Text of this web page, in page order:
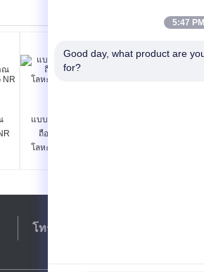
แบบชาร์จไฟทหารมือ
ถือเครื่องตรวจจับ
โลหะ360ºอาวุธเครื่อง
โทร:
5:47 PM
Good day, what product are
for?